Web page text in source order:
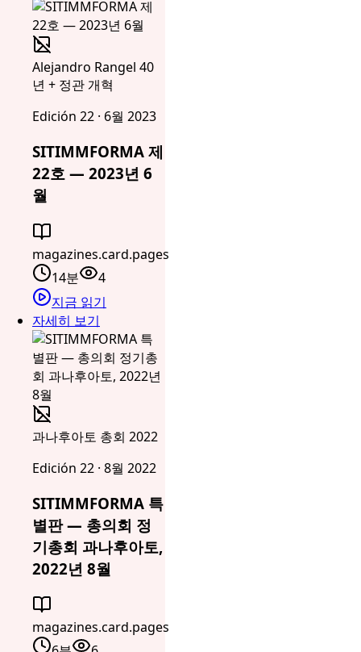
Alejandro Rangel 40
년 + 정관 개혁
Edición 22 · 6월 2023
SITIMMFORMA 제
22호 — 2023년 6
월
magazines.card.pages
14분
4
지금 읽기
자세히 보기
과나후아토 총회 2022
Edición 22 · 8월 2022
SITIMMFORMA 특
별판 — 총의회 정
기총회 과나후아토,
2022년 8월
magazines.card.pages